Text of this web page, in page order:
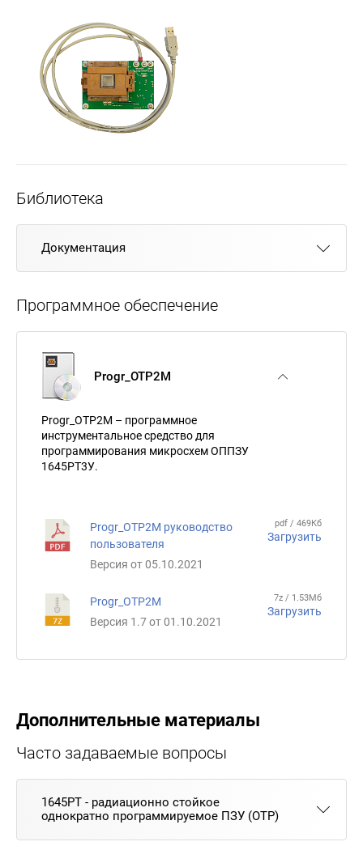
Библиотека
Документация
Программное обеспечение
Progr_OTP2M
Progr_OTP2M – программное
инструментальное средство для
программирования микросхем ОППЗУ
1645РТ3У.
Progr_OTP2M руководство
пользователя
Версия от 05.10.2021
pdf / 469Кб
Загрузить
Progr_OTP2M
Версия 1.7 от 01.10.2021
7z / 1.53Мб
Загрузить
Дополнительные материалы
Часто задаваемые вопросы
1645РТ - радиационно стойкое
однократно программируемое ПЗУ (OTP)